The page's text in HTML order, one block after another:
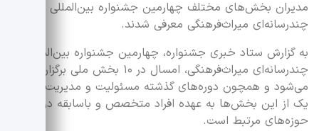
مدیران بخش‌های مختلف چهارمین جشنواره بین‌المللی
چندرسانه‌ای میراث‌فرهنگی معرفی شدند.
به گزارش ستاد خبری جشنواره، چهارمین جشنواره بین‌المللی
چندرسانه‌ای میراث‌فرهنگی، امسال در ۱۰ بخش ملی برگزار
می‌شود و همچون دوره‌های گذشته مسئولیت و مدیریت هر
یک از این بخش‌ها به عهده افراد متخصص و باسابقه در
حوزه‌های مرتبط است.